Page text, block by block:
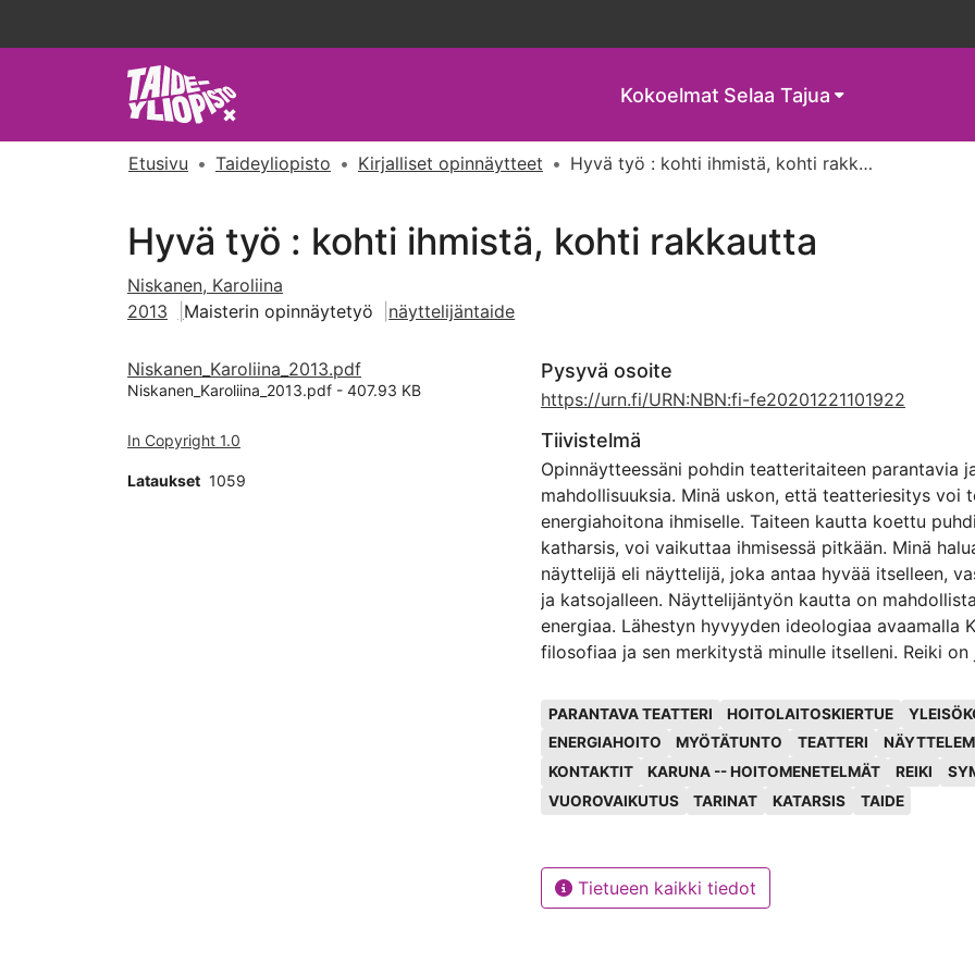
Kokoelmat Selaa Tajua
Etusivu Taideyliopisto Kirjalliset opinnäytteet Hyvä työ : kohti ihmistä, kohti rakkautta
Hyvä työ : kohti ihmistä, kohti rakkautta
Niskanen, Karoliina
2013
Maisterin opinnäytetyö näyttelijäntaide
Niskanen_Karoliina_2013.pdf
Niskanen_Karoliina_2013.pdf - 407.93 KB
In Copyright 1.0
Lataukset 1059
Pysyvä osoite
https://urn.fi/URN:NBN:fi-fe20201221101922
Tiivistelmä
Opinnäytteessäni pohdin teatteritaiteen parantavia
mahdollisuuksia. Minä uskon, että teatteriesitys voi
energiahoitona ihmiselle. Taiteen kautta koettu
katharsis, voi vaikuttaa ihmisessä pitkään. Minä haluan olla hyvä
näyttelijä eli näyttelijä, joka antaa hyvää itselleen,
ja katsojalleen. Näyttelijäntyön kautta on
energiaa. Lähestyn hyvyyden ideologiaa avaamalla Karuna Reikin
filosofiaa ja sen merkitystä minulle itselleni. Reiki on
merkitsee myötätuntoa, joka virtaa puhtaasta
kuinka saisin myötätunnon periaatteen osaksi
Kirjoitan tarinan voimasta. Tarinoita on kaikkialla
että taiteella on mahdollisuus herättää ihmisen omat
yleisön merkityksestä. Esityksen aihe rakentuu aina
ympärille tässä ja nyt. Näyttelijä tarvitsee yleisöään
PARANTAVA TEATTERI HOITOLAITOSKIERTUE
ENERGIAHOITO
MYÖTÄTUNTO TEATTERI
KONTAKTIT
KARUNA -- HOITOMENETELMÄT REIKI
VUOROVAIKUTUS
TARINAT KATARSIS TAIDE
Tietueen kaikki tiedot